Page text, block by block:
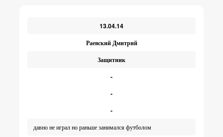
13.04.14
Раевский Дмитрий
Защитник
-
-
-
давно не играл но раньше занимался футболом